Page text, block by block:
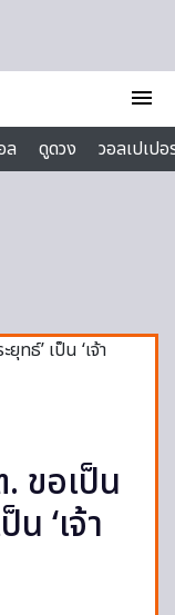
menu
ล ดูดวง
วอลเปเป
ขอเป็น
‘เจ้า